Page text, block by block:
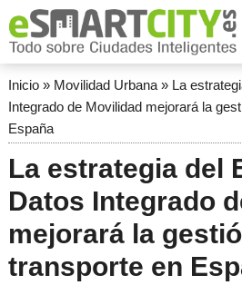
Inicio» Movilidad Urbana» La
Integrado de Movilidad mejorará la
España
La estrategia del
Datos Integrado
mejorará la
transporte en